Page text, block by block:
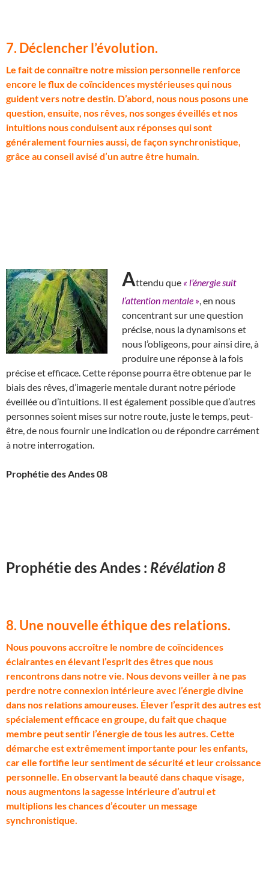
7. Déclencher l’évolution.
L e fait de connaître notre mission personnelle renforce
encore le flux de coïncidences mystérieuses qui nous
guident vers notre destin. D’abord, nous nous posons une
question, ensuite, nos rêves, nos songes éveillés et nos
intuitions nous conduisent aux réponses qui sont
généralement fournies aussi, de façon synchronistique,
grâce au conseil avisé d’un autre être humain.
Attendu que « l’énergie suit
l’attention mentale » , en nous
concentrant sur une question
précise, nous la dynamisons et
nous l’obligeons, pour ainsi dire, à
produire une réponse à la fois
précise et efficace. Cette réponse pourra être obtenue par le
biais des rêves, d’imagerie mentale durant notre période
éveillée ou d’intuitions. Il est également possible que d’autres
personnes soient mises sur notre route, juste le temps, peut-
être, de nous fournir une indication ou de répondre carrément
à notre interrogation.
Prophétie des Andes 08
Prophétie des Andes : Révélation 8
8. Une nouvelle éthique des relations.
Nous pouvons accroître le nombre de coïncidences
éclairantes en élevant l’esprit des êtres que nous
rencontrons dans notre vie. Nous devons veiller à ne pas
perdre notre connexion intérieure avec l’énergie divine
dans nos relations amoureuses. Élever l’esprit des autres est
spécialement efficace en groupe, du fait que chaque
membre peut sentir l’énergie de tous les autres. Cette
démarche est extrêmement importante pour les enfants,
car elle fortifie leur sentiment de sécurité et leur croissance
personnelle. En observant la beauté dans chaque visage,
nous augmentons la sagesse intérieure d’autrui et
multiplions les chances d’écouter un message
synchronistique.